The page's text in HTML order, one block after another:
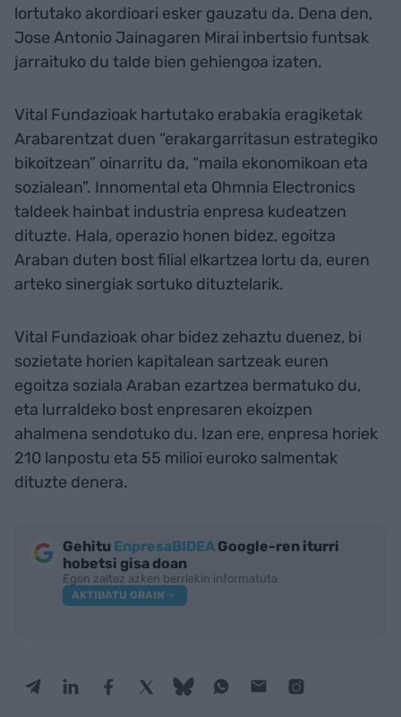
lortutako akordioari esker gauzatu da. Dena den,
Jose Antonio Jainagaren Mirai inbertsio funtsak
jarraituko du talde bien gehiengoa izaten.
Vital Fundazioak hartutako erabakia eragiketak
Arabarentzat duen “erakargarritasun estrategiko
bikoitzean” oinarritu da, “maila ekonomikoan eta
sozialean”. Innomental eta Ohmnia Electronics
taldeek hainbat industria enpresa kudeatzen
dituzte. Hala, operazio honen bidez, egoitza
Araban duten bost filial elkartzea lortu da, euren
arteko sinergiak sortuko dituztelarik.
Vital Fundazioak ohar bidez zehaztu duenez, bi
sozietate horien kapitalean sartzeak euren
egoitza soziala Araban ezartzea bermatuko du,
eta lurraldeko bost enpresaren ekoizpen
ahalmena sendotuko du. Izan ere, enpresa horiek
210 lanpostu eta 55 milioi euroko salmentak
dituzte denera.
Gehitu EnpresaBIDEA Google-ren iturri
hobetsi gisa doan
Egon zaitez azken berriekin informatuta
AKTIBATU ORAIN